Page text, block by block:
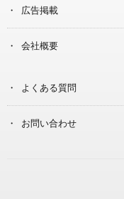
広告掲載
会社概要
よくある質問
お問い合わせ